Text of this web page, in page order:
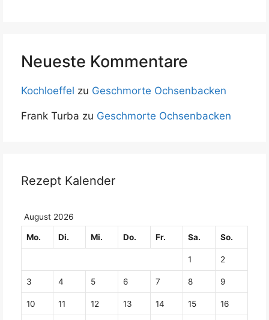
Neueste Kommentare
Kochloeffel zu Geschmorte Ochsenbacken
Frank Turba zu Geschmorte Ochsenbacken
Rezept Kalender
August 2026
Mo. Di. Mi. Do. Fr. Sa. So.
1 2
3 4 5 6 7 8 9
10 11 12 13 14 15 16